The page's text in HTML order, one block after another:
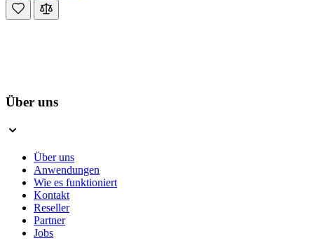
Über uns
Über uns
Anwendungen
Wie es funktioniert
Kontakt
Reseller
Partner
Jobs